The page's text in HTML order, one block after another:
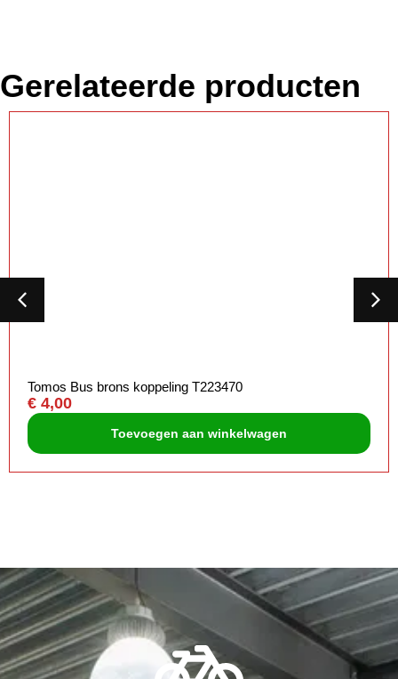
Gerelateerde producten
Tomos Bus brons koppeling T223470
€ 4,00
Toevoegen aan winkelwagen